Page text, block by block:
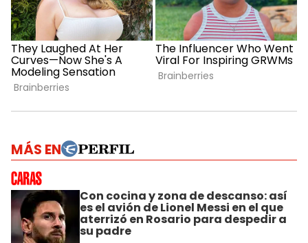
MÁS EN
Con cocina y zona de descanso: así
es el avión de Lionel Messi en el que
aterrizó en Rosario para despedir a
su padre